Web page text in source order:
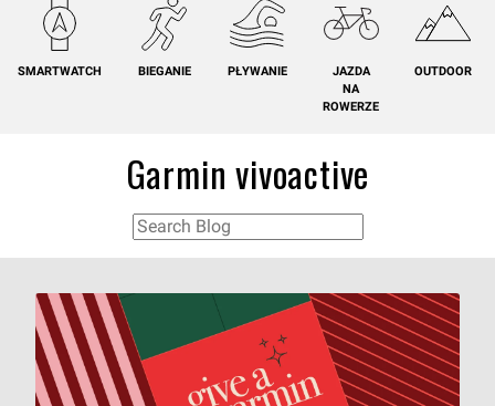
SMARTWATCH BIEGANIE PŁYWANIE
JAZDA
NA
ROWERZE
OUTDOOR
Garmin vivoactive